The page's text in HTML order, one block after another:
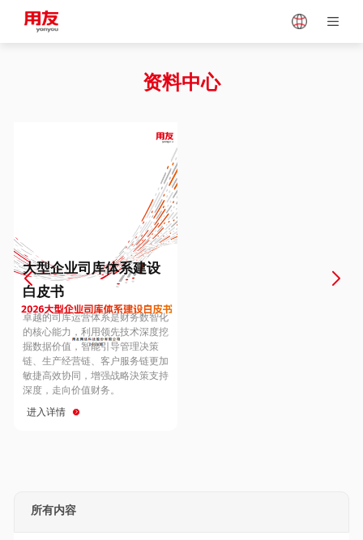
Vietnam
Europe
Hungary
Hong Kong
资料中心
大型企业司库体系建设
白皮书
卓越的司库运营体系是财务数智化
的核心能力，利用领先技术深度挖
掘数据价值，智能引导管理决策
链、生产经营链、客户服务链更加
敏捷高效协同，增强战略決策支持
深度，走向价值财务。
进入详情
所有内容